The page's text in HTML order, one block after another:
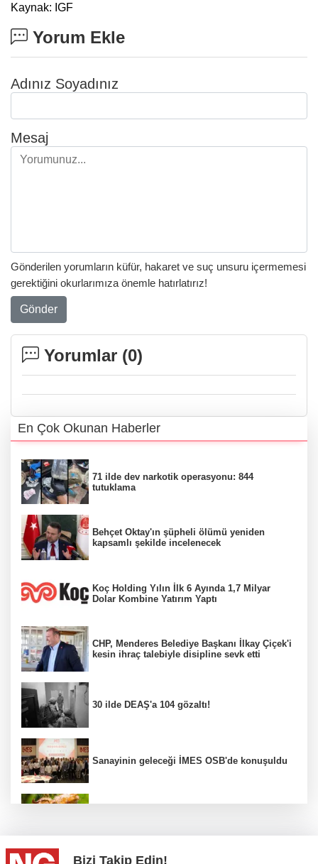
Kaynak: IGF
Yorum Ekle
Adınız Soyadınız
Mesaj
Gönderilen yorumların küfür, hakaret ve suç unsuru içermemesi
gerektiğini okurlarımıza önemle hatırlatırız!
Gönder
Yorumlar (0)
En Çok Okunan Haberler
71 ilde dev narkotik operasyonu: 844
tutuklama
Behçet Oktay'ın şüpheli ölümü yeniden
kapsamlı şekilde incelenecek
Koç Holding Yılın İlk 6 Ayında 1,7 Milyar
Dolar Kombine Yatırım Yaptı
CHP, Menderes Belediye Başkanı İlkay Çiçek'i
kesin ihraç talebiyle disipline sevk etti
30 ilde DEAŞ'a 104 gözaltı!
Sanayinin geleceği İMES OSB'de konuşuldu
Bizi Takip Edin!